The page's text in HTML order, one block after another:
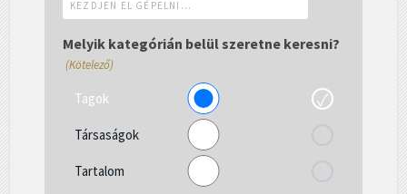
el
gépelni...
Melyik kategórián belül szeretne keresni?
(Kötelező)
Tagok
Társaságok
Tartalom